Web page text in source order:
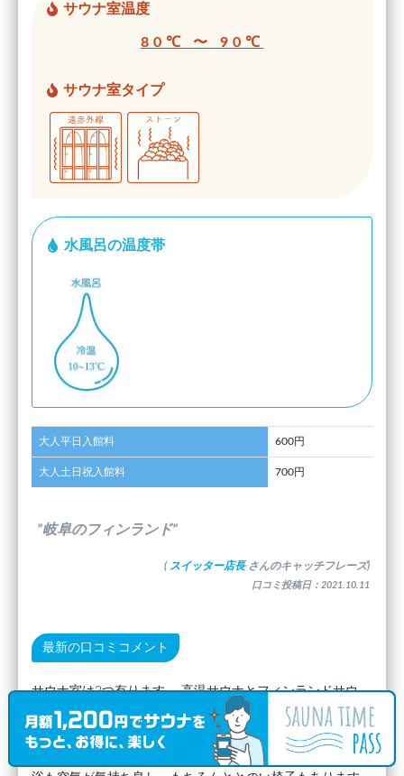
サウナ室温度
80℃ 〜 90℃
サウナ室タイプ
水風呂の温度帯
大人平日入館料 600円
大人土日祝入館料 700円
”岐阜のフィンランド”
( スイッター店長 さんのキャッチフレーズ)
口コミ投稿日：2021.10.11
最新の口コミコメント
サウナ室は2つ有ります。 高温サウナとフィンランドサウ
ナ。 フィンランドサウナにはセルフロウリュと追い蒸しボ
タンで室内に熱波を送る事ができます。 水風呂は12°、かな
り低めです。 岐阜は水が豊富なので、質も良いです。 外気